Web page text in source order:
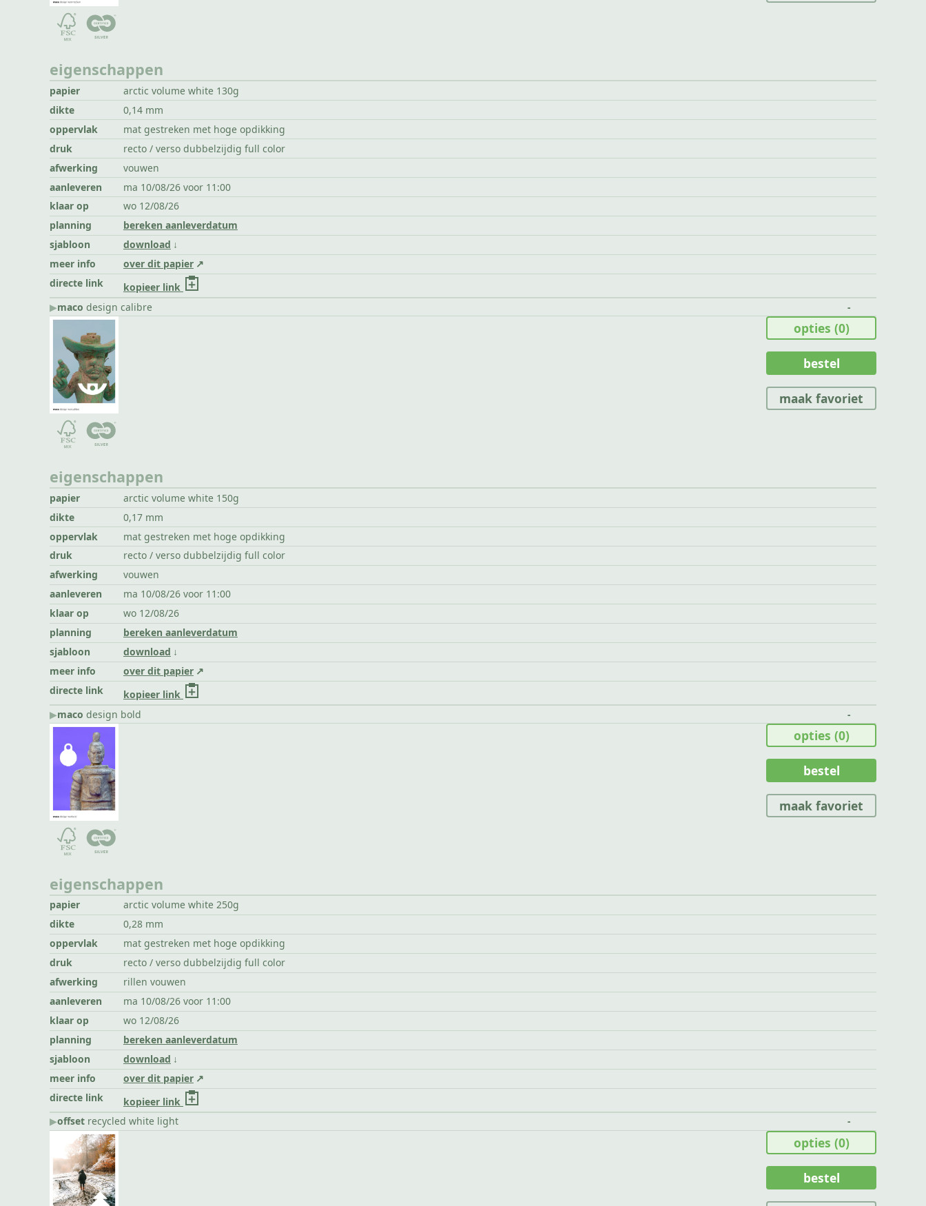
eigenschappen
papier
arctic volume white 130g
dikte
0,14 mm
oppervlak
mat gestreken met hoge opdikking
druk
recto / verso dubbelzijdig full color
afwerking
vouwen
aanleveren
ma 10/08/26 voor 11:00
klaar op
wo 12/08/26
planning
bereken aanleverdatum
sjabloon
download
meer info
over dit papier
directe link
kopieer link
▶︎maco design calibre -
eigenschappen
papier
arctic volume white 150g
dikte
0,17 mm
oppervlak
mat gestreken met hoge opdikking
druk
recto / verso dubbelzijdig full color
afwerking
vouwen
aanleveren
ma 10/08/26 voor 11:00
klaar op
wo 12/08/26
planning
bereken aanleverdatum
sjabloon
download
meer info
over dit papier
directe link
kopieer link
opties (0)
bestel
maak favoriet
▶︎maco design bold -
eigenschappen
papier
arctic volume white 250g
dikte
0,28 mm
oppervlak
mat gestreken met hoge opdikking
druk
recto / verso dubbelzijdig full color
afwerking
rillen vouwen
aanleveren
ma 10/08/26 voor 11:00
klaar op
wo 12/08/26
planning
bereken aanleverdatum
sjabloon
download
meer info
over dit papier
directe link
kopieer link
opties (0)
bestel
maak favoriet
▶︎offset recycled white light -
opties (0)
bestel